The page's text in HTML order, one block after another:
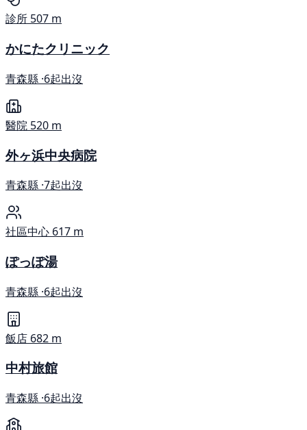
診所 507 m
かにたクリニック
青森縣 ·6起出沒
醫院 520 m
外ヶ浜中央病院
青森縣 ·7起出沒
社區中心 617 m
ぽっぽ湯
青森縣 ·6起出沒
飯店 682 m
中村旅館
青森縣 ·6起出沒